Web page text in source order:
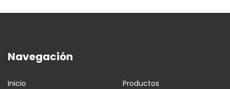
Navegación
Inicio Productos